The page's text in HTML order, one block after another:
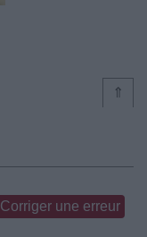
⇑
Corriger une erreur